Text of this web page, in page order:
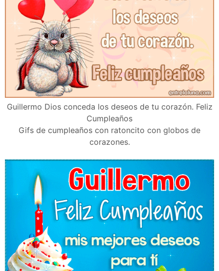
Guillermo Dios conceda los deseos de tu corazón. Feliz
Cumpleaños
Gifs de cumpleaños con ratoncito con globos de
corazones.